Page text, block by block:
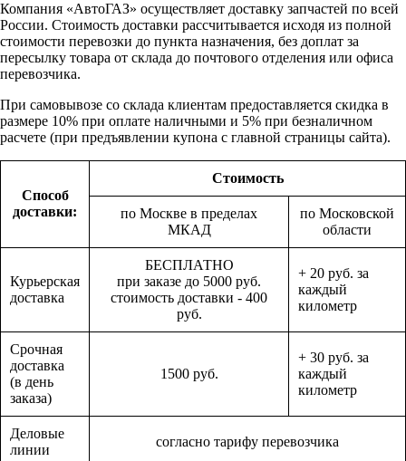
Компания «АвтоГАЗ» осуществляет доставку запчастей по всей
России. Стоимость доставки рассчитывается исходя из полной
стоимости перевозки до пункта назначения, без доплат за
пересылку товара от склада до почтового отделения или офиса
перевозчика.
При самовывозе со склада клиентам предоставляется скидка в
размере 10% при оплате наличными и 5% при безналичном
расчете (при предъявлении купона с главной страницы сайта).
Способ
доставки:
Стоимость
по Москве в пределах
МКАД
по Московской
области
Курьерская
доставка
БЕСПЛАТНО
при заказе до 5000 руб.
стоимость доставки - 400
руб.
+ 20 руб. за
каждый
километр
Срочная
доставка
(в день
заказа)
1500 руб.
+ 30 руб. за
каждый
километр
Деловые
линии
согласно тарифу перевозчика